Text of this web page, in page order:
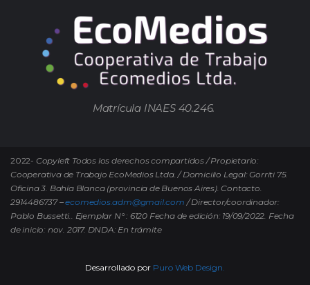
Matrícula INAES 40.246.
2022- Copyleft Todos los derechos compartidos / Propietario:
Cooperativa de Trabajo EcoMedios Ltda. / Domicilio Legal: Gorriti 75.
Oficina 3. Bahía Blanca (provincia de Buenos Aires). Contacto.
2914486737 –ecomedios.adm@gmail.com / Director/coordinador:
Pablo Bussetti.. Ejemplar N° : 6120 Fecha de edición: 19/09/2022. Fecha
de inicio: nov. 2017. DNDA: En trámite
Desarrollado por Puro Web Design.